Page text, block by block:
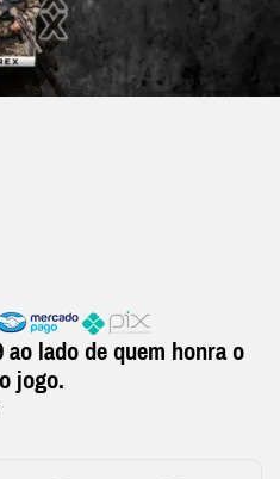
lado de quem honra o
jogo.